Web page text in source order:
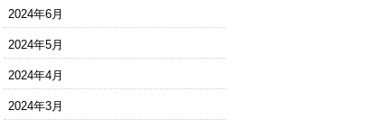
2024年6月
2024年5月
2024年4月
2024年3月